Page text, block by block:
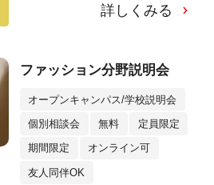
詳しくみる
ファッション分野説明会
オープンキャンパス/学校説明会
個別相談会 無料 定員限定
期間限定 オンライン可
友人同伴OK